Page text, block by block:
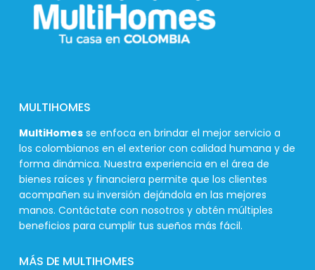
MULTIHOMES
MultiHomes se enfoca en brindar el mejor servicio a
los colombianos en el exterior con calidad humana y de
forma dinámica. Nuestra experiencia en el área de
bienes raíces y financiera permite que los clientes
acompañen su inversión dejándola en las mejores
manos. Contáctate con nosotros y obtén múltiples
beneficios para cumplir tus sueños más fácil.
MÁS DE MULTIHOMES